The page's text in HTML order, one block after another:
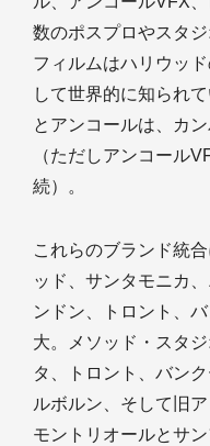
数のポスプロやスタ
フィルムはハリウッ
して世界的に知られ
とアンコールは、カ
（ただしアンコール
続）。
これらのブランド統
ッド、サンタモニカ
ンドン、トロント、
大。メソッド・スタ
タ、トロント、バン
ルボルン、そして旧
モントリオールとサ